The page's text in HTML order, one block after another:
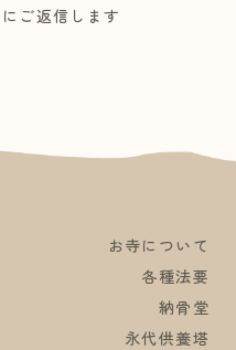
にご返信します
お寺について
各種法要
納骨堂
永代供養塔